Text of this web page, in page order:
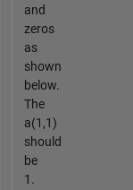
and
zeros
as
shown
below.
The
a(1,1)
should
be
1.